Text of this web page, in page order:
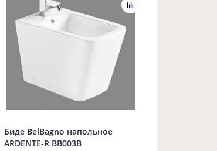
Биде BelBagno напольное
ARDENTE-R BB003B